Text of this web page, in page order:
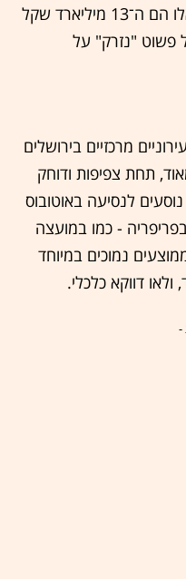
כ"כסת"ח" שעולה לנו הון עתק. אלו הם ה־13 מיליארד שקל
פשוט "נזרק" על
מרכזיים בירושלים
תחת צפיפות ודוחק
קיצוניים, עם ממוצע של מעל 80 נוסעים לנסיעה באוטובוס
- כמו במועצה
נמוכים במיוחד
דווקא כלכלי.
-